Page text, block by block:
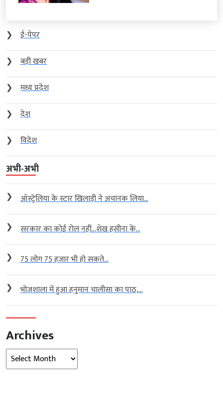
❯
ई-पेपर
❯
बड़ी खबर
❯
मध्य प्रदेश
❯
देश
❯
विदेश
अभी-अभी
❯ ऑस्ट्रेलिया के स्टार खिलाड़ी ने अचानक लिया...
❯ सरकार का कोई रोल नहीं…शेख हसीना के...
❯ 75 लोग 75 हजार भी हो सकते...
❯ भोजशाला में हुआ हनुमान चालीसा का पाठ,...
Archives
Archives